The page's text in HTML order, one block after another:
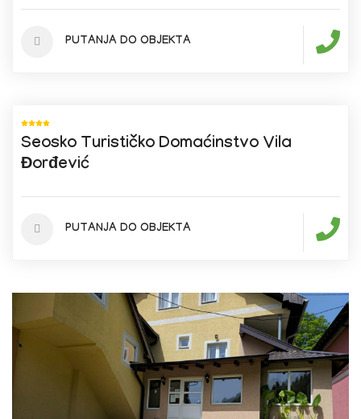
PUTANJA DO OBJEKTA
Seosko Turističko Domaćinstvo Vila
Đorđević
PUTANJA DO OBJEKTA